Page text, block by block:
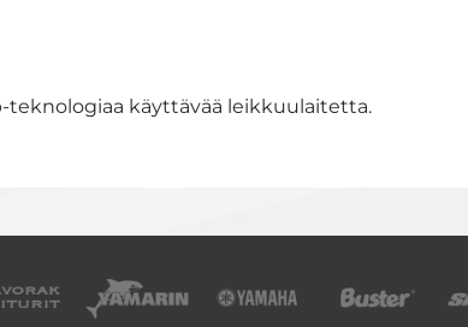
teknologiaa käyttävää leikkuulaitetta.